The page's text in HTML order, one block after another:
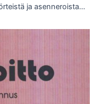
ja asenneroista…